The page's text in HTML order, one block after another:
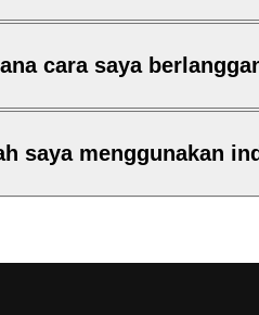
cara saya
saya menggunakan